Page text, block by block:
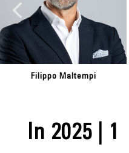
Filippo Maltempi
In 2025 | 1